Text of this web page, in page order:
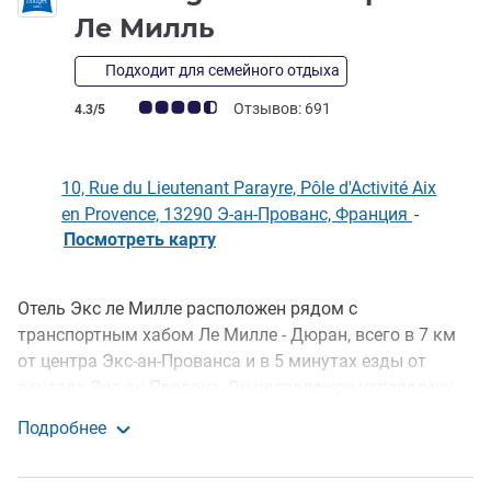
Ле Милль
Подходит для семейного отдыха
Примечание: отзывы клиентов (Рейтинг ALL)
4.3/5 Отзывов: 691
10, Rue du Lieutenant Parayre, Pôle d'Activité Aix
en Provence, 13290 Э-ан-Прованс, Франция -
Посмотреть карту
Описание
Отель Экс ле Милле расположен рядом с
транспортным хабом Ле Милле - Дюран, всего в 7 км
от центра Экс-ан-Прованса и в 5 минутах езды от
аэропорта Марселя. Отель идеально подойдет для
Подробнее